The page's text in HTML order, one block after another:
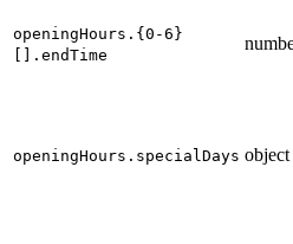
openingHours.{0-6}
[].endTime
openingHours.specialDays object